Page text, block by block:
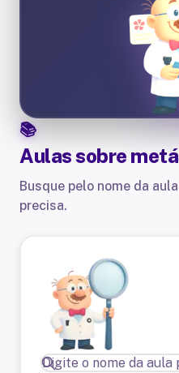
Aulas sobre
Busque pelo nome da
precisa.